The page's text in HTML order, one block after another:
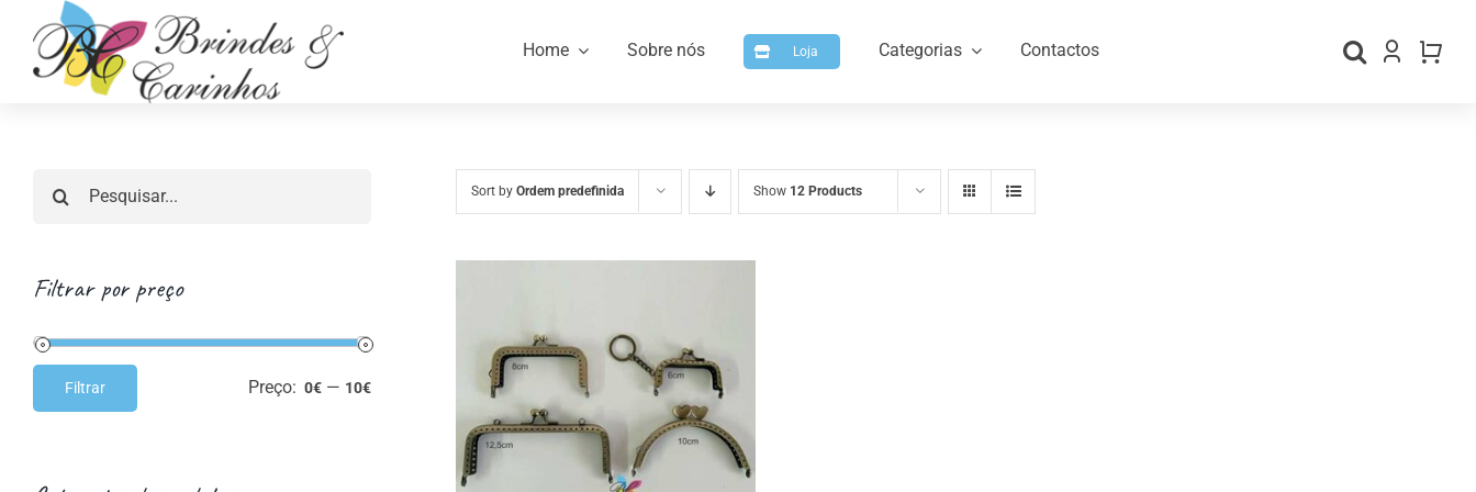
content
Home Sobre nós Loja Categorias
Costura Criativa Artigos para Personalizar
Contactos
Sort byOrdem predefinida Show 12 Products
Filtrar por preço
Filtrar Preço: 0€ — 10€